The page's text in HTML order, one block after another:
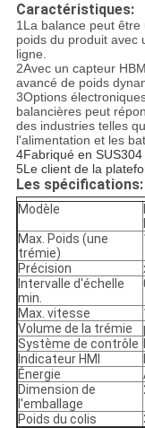
Caractéristiques:
1La balance peut
poids du produit avec
ligne.
2Avec un capteur
avancé de poids
3Options
balancières peut
des industries telles
l'alimentation et les
4Fabriqué en
5Le client de la
Les spécifications:
Modèle
Max. Poids (une
trémie)
Précision
Intervalle d'échelle
min.
Max. vitesse
Volume de la trémie
Système de contrôle
Indicateur HMI
Énergie
Dimension de
l'emballage
Poids du colis